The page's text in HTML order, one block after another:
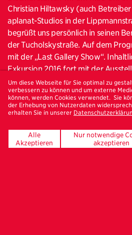
Christian Hiltawsky (auch
aplanat-Studios in der
begrüßt uns persönlich in seinen
der Tucholskystraße. Auf dem
mit der „Last Gallery Show“.
Exkursion 2016 fort mit der
Fotografien im Martin-Gropius-Bau,
Bandbreite der amerikanischen
Bildjournalistin gezeigt wurde. Lee
ihrem Werk sehr unterschiedliche
Mode-, Porträt- und
Kriegsberichterstattung vereint.
Um diese Webseite für Sie optimal zu
verbessern zu können und um externe
können, werden Cookies verwendet. Sie
der Erhebung von Nutzerdaten
erhalten Sie in unserer
Alle
Akzeptieren
Nur notwendige
akzeptieren